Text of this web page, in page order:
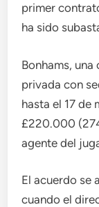
primer
ha sido
Bonhams,
privada con
hasta el 17 de
£220.000
agente del
El acuerdo se
cuando el